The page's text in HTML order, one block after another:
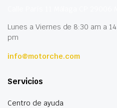
Lunes a Viernes de 8:30 am a
pm
info@motorche.com
Servicios
Centro de ayuda